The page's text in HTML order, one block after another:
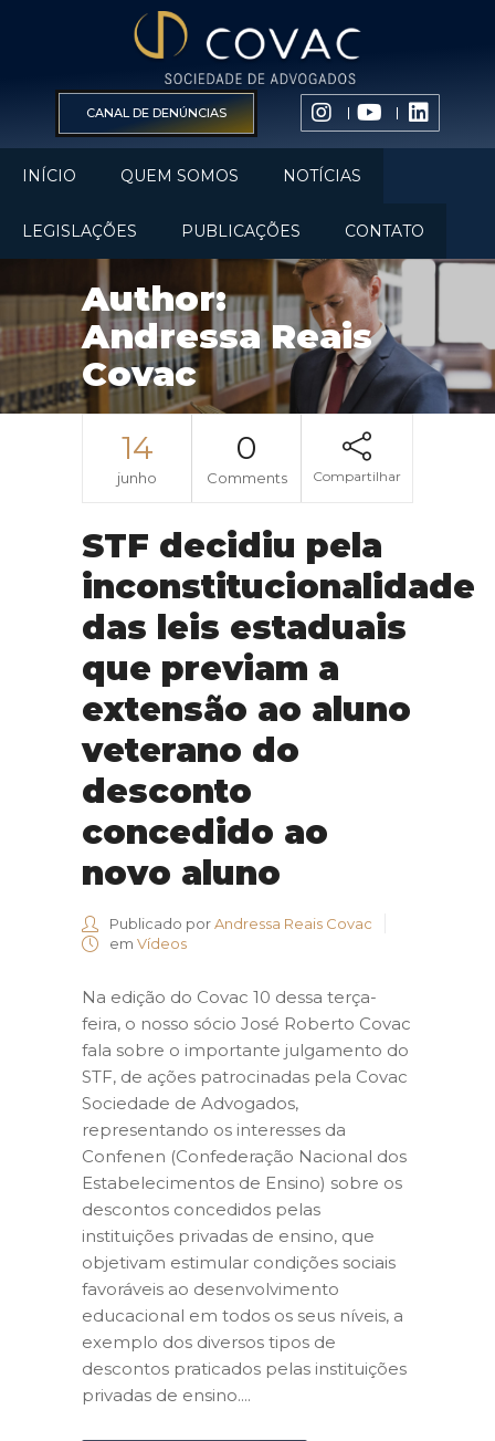
CANAL DE DENÚNCIAS
INÍCIO QUEM SOMOS NOTÍCIAS
LEGISLAÇÕES PUBLICAÇÕES CONTATO
Author:
Andressa Reais
Covac
14
junho
0
Comments Compartilhar
STF decidiu pela
inconstitucionalidade
das leis estaduais
que previam a
extensão ao aluno
veterano do
desconto
concedido ao
novo aluno
Publicado porAndressa Reais Covac
em Vídeos
Na edição do Covac 10 dessa terça-
feira, o nosso sócio José Roberto Covac
fala sobre o importante julgamento do
STF, de ações patrocinadas pela Covac
Sociedade de Advogados,
representando os interesses da
Confenen (Confederação Nacional dos
Estabelecimentos de Ensino) sobre os
descontos concedidos pelas
instituições privadas de ensino, que
objetivam estimular condições sociais
favoráveis ao desenvolvimento
educacional em todos os seus níveis, a
exemplo dos diversos tipos de
descontos praticados pelas instituições
privadas de ensino....